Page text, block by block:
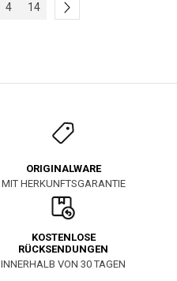
4 14
ORIGINALWARE
MIT HERKUNFTSGARANTIE
KOSTENLOSE
RÜCKSENDUNGEN
INNERHALB VON 30 TAGEN